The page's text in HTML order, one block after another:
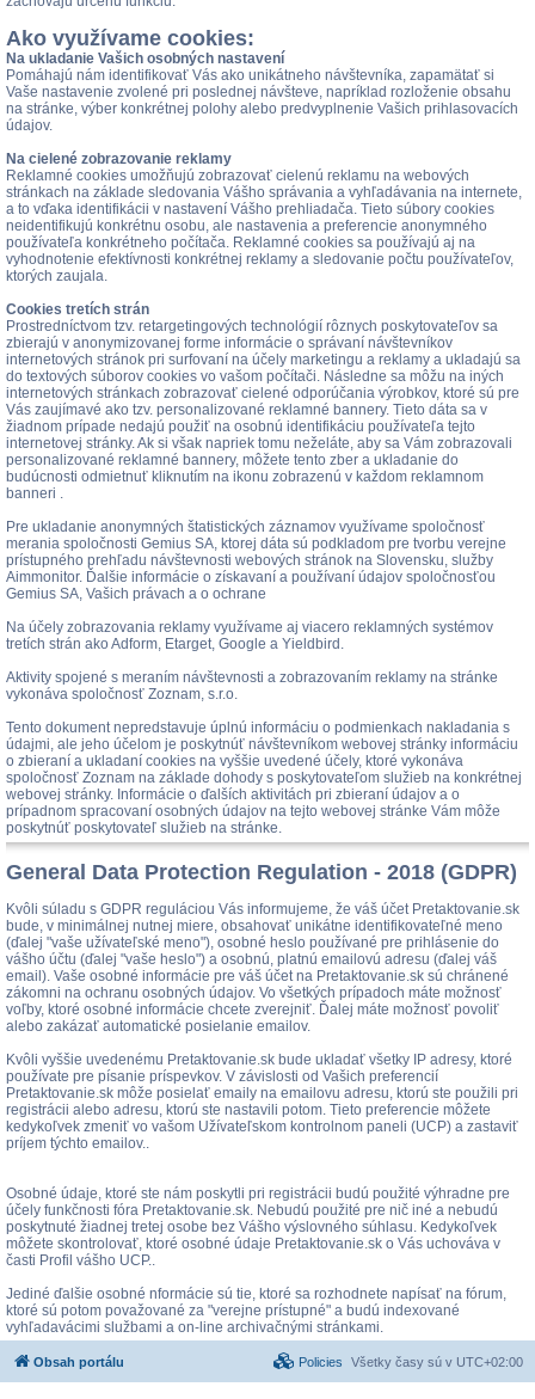
Ako využívame cookies:
Na ukladanie Vašich osobných nastavení
Pomáhajú nám identifikovať Vás ako unikátneho návštevníka, zapamätať si
Vaše nastavenie zvolené pri poslednej návšteve, napríklad rozloženie obsahu
na stránke, výber konkrétnej polohy alebo predvyplnenie Vašich prihlasovacích
údajov.
Na cielené zobrazovanie reklamy
Reklamné cookies umožňujú zobrazovať cielenú reklamu na webových
stránkach na základe sledovania Vášho správania a vyhľadávania na internete,
a to vďaka identifikácii v nastavení Vášho prehliadača. Tieto súbory cookies
neidentifikujú konkrétnu osobu, ale nastavenia a preferencie anonymného
používateľa konkrétneho počítača. Reklamné cookies sa používajú aj na
vyhodnotenie efektívnosti konkrétnej reklamy a sledovanie počtu používateľov,
ktorých zaujala.
Cookies tretích strán
Prostredníctvom tzv. retargetingových technológií rôznych poskytovateľov sa
zbierajú v anonymizovanej forme informácie o správaní návštevníkov
internetových stránok pri surfovaní na účely marketingu a reklamy a ukladajú sa
do textových súborov cookies vo vašom počítači. Následne sa môžu na iných
internetových stránkach zobrazovať cielené odporúčania výrobkov, ktoré sú pre
Vás zaujímavé ako tzv. personalizované reklamné bannery. Tieto dáta sa v
žiadnom prípade nedajú použiť na osobnú identifikáciu používateľa tejto
internetovej stránky. Ak si však napriek tomu neželáte, aby sa Vám zobrazovali
personalizované reklamné bannery, môžete tento zber a ukladanie do
budúcnosti odmietnuť kliknutím na ikonu zobrazenú v každom reklamnom
banneri .
Pre ukladanie anonymných štatistických záznamov využívame spoločnosť
merania spoločnosti Gemius SA, ktorej dáta sú podkladom pre tvorbu verejne
prístupného prehľadu návštevnosti webových stránok na Slovensku, služby
Aimmonitor. Ďalšie informácie o získavaní a používaní údajov spoločnosťou
Gemius SA, Vašich právach a o ochrane
Na účely zobrazovania reklamy využívame aj viacero reklamných systémov
tretích strán ako Adform, Etarget, Google a Yieldbird.
Aktivity spojené s meraním návštevnosti a zobrazovaním reklamy na stránke
vykonáva spoločnosť Zoznam, s.r.o.
Tento dokument nepredstavuje úplnú informáciu o podmienkach nakladania s
údajmi, ale jeho účelom je poskytnúť návštevníkom webovej stránky informáciu
o zbieraní a ukladaní cookies na vyššie uvedené účely, ktoré vykonáva
spoločnosť Zoznam na základe dohody s poskytovateľom služieb na konkrétnej
webovej stránky. Informácie o ďalších aktivitách pri zbieraní údajov a o
prípadnom spracovaní osobných údajov na tejto webovej stránke Vám môže
poskytnúť poskytovateľ služieb na stránke.
General Data Protection Regulation - 2018 (GDPR)
Kvôli súladu s GDPR reguláciou Vás informujeme, že váš účet Pretaktovanie.sk
bude, v minimálnej nutnej miere, obsahovať unikátne identifikovateľné meno
(ďalej "vaše užívateľské meno"), osobné heslo používané pre prihlásenie do
vášho účtu (ďalej "vaše heslo") a osobnú, platnú emailovú adresu (ďalej váš
email). Vaše osobné informácie pre váš účet na Pretaktovanie.sk sú chránené
zákomni na ochranu osobných údajov. Vo všetkých prípadoch máte možnosť
voľby, ktoré osobné informácie chcete zverejniť. Ďalej máte možnosť povoliť
alebo zakázať automatické posielanie emailov.
Kvôli vyššie uvedenému Pretaktovanie.sk bude ukladať všetky IP adresy, ktoré
používate pre písanie príspevkov. V závislosti od Vašich preferencií
Pretaktovanie.sk môže posielať emaily na emailovu adresu, ktorú ste použili pri
registrácii alebo adresu, ktorú ste nastavili potom. Tieto preferencie môžete
kedykoľvek zmeniť vo vašom Užívateľskom kontrolnom paneli (UCP) a zastaviť
príjem týchto emailov..
Osobné údaje, ktoré ste nám poskytli pri registrácii budú použité výhradne pre
účely funkčnosti fóra Pretaktovanie.sk. Nebudú použité pre nič iné a nebudú
poskytnuté žiadnej tretej osobe bez Vášho výslovného súhlasu. Kedykoľvek
môžete skontrolovať, ktoré osobné údaje Pretaktovanie.sk o Vás uchováva v
časti Profil vášho UCP..
Jediné ďalšie osobné nformácie sú tie, ktoré sa rozhodnete napísať na fórum,
ktoré sú potom považované za "verejne prístupné" a budú indexované
vyhľadavácimi službami a on-line archivačnými stránkami.
Obsah portálu Všetky časy sú v UTC+02:00
Policies